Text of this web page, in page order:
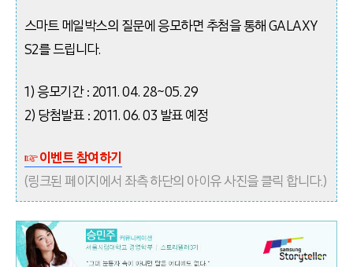
스마트 메일박스의 질문에 응모하면 추첨을 통해 GALAXY
S2를 드립니다.
1) 응모기간 : 2011. 04. 28~05. 29
2) 당첨발표 : 2011. 06. 03 발표 예정
☞ 이벤트 참여하기
(링크된 페이지에서 좌측 하단의 아이유 사진을 클릭 합니다.)